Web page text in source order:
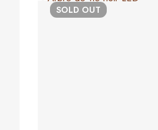
SOLD OUT